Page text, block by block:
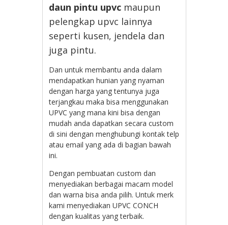
daun pintu upvc maupun
pelengkap upvc lainnya
seperti kusen, jendela dan
juga pintu.
Dan untuk membantu anda dalam
mendapatkan hunian yang nyaman
dengan harga yang tentunya juga
terjangkau maka bisa menggunakan
UPVC yang mana kini bisa dengan
mudah anda dapatkan secara custom
di sini dengan menghubungi kontak telp
atau email yang ada di bagian bawah
ini.
Dengan pembuatan custom dan
menyediakan berbagai macam model
dan warna bisa anda pilih. Untuk merk
kami menyediakan UPVC CONCH
dengan kualitas yang terbaik.